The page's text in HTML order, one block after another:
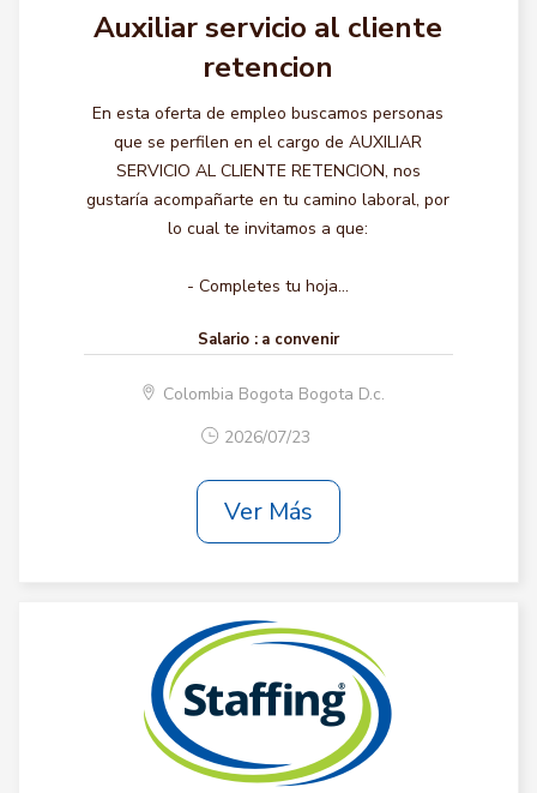
Auxiliar servicio al cliente
retencion
En esta oferta de empleo buscamos personas
que se perfilen en el cargo de AUXILIAR
SERVICIO AL CLIENTE RETENCION, nos
gustaría acompañarte en tu camino laboral, por
lo cual te invitamos a que:
- Completes tu hoja...
Salario : a convenir
Colombia Bogota Bogota D.c.
2026/07/23
Ver Más